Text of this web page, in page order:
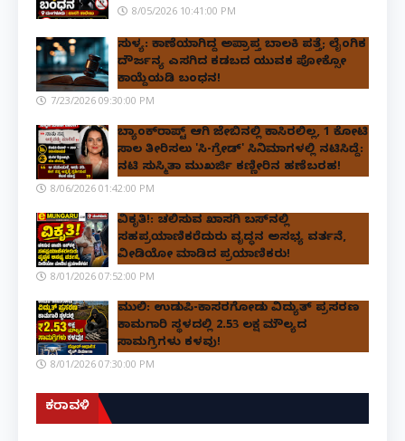
8/05/2026 10:41:00 PM
ಸುಳ್ಯ: ಕಾಣೆಯಾಗಿದ್ದ ಅಪ್ರಾಪ್ತ ಬಾಲಕಿ ಪತ್ತೆ; ಲೈಂಗಿಕ
ದೌರ್ಜನ್ಯ ಎಸಗಿದ ಕಡಬದ ಯುವಕ ಪೋಕ್ಸೋ
ಕಾಯ್ದೆಯಡಿ ಬಂಧನ!
7/23/2026 09:30:00 PM
ಬ್ಯಾಂಕ್‌ರಾಪ್ಟ್‌ ಆಗಿ ಜೇಬಿನಲ್ಲಿ ಕಾಸಿರಲಿಲ್ಲ, ₹1 ಕೋಟಿ
ಸಾಲ ತೀರಿಸಲು 'ಸಿ-ಗ್ರೇಡ್' ಸಿನಿಮಾಗಳಲ್ಲಿ ನಟಿಸಿದ್ದೆ:
ನಟಿ ಸುಸ್ಮಿತಾ ಮುಖರ್ಜಿ ಕಣ್ಣೀರಿನ ಹಣೆಬರಹ!
8/06/2026 01:42:00 PM
ವಿಕೃತಿ!: ಚಲಿಸುವ ಖಾಸಗಿ ಬಸ್‌ನಲ್ಲಿ
ಸಹಪ್ರಯಾಣಿಕರೆದುರು ವೃದ್ಧನ ಅಸಭ್ಯ ವರ್ತನೆ,
ವೀಡಿಯೋ ಮಾಡಿದ ಪ್ರಯಾಣಿಕರು!
8/01/2026 07:52:00 PM
ಮುಲ್ಕಿ: ಉಡುಪಿ-ಕಾಸರಗೋಡು ವಿದ್ಯುತ್ ಪ್ರಸರಣ
ಕಾಮಗಾರಿ ಸ್ಥಳದಲ್ಲಿ ₹2.53 ಲಕ್ಷ ಮೌಲ್ಯದ
ಸಾಮಗ್ರಿಗಳು ಕಳವು!
8/01/2026 07:30:00 PM
ಕರಾವಳಿ